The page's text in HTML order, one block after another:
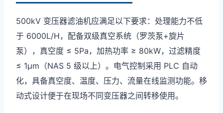
500kV 变压器滤油机应满足以下要求：处理能力不低
于 6000L/H，配备双级真空系统（罗茨泵+旋片
泵），真空度 ≤ 5Pa，加热功率 ≥ 80kW，过滤精度
≤ 1μm（NAS 5 级以上）。电气控制采用 PLC 自动
化，具备真空度、温度、压力、流量在线监测功能。移
动式设计便于在现场不同变压器之间转移使用。